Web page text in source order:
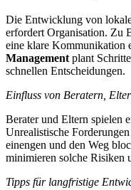
Die Entwicklung von
erfordert Organisation. Zu
eine klare Kommunikation
Management plant
schnellen Entscheidungen.
Einfluss von Beratern,
Berater und Eltern spielen
Unrealistische
einengen und den Weg
minimieren solche Risiken
Tipps für langfristige